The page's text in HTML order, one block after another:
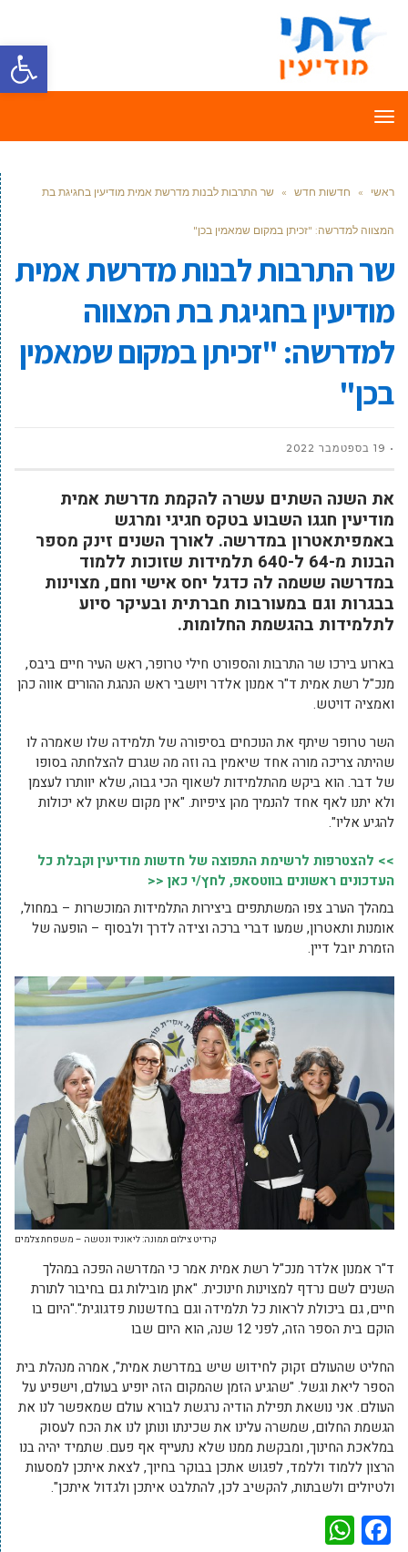
פתח
תפריט
ראשי » חדשות חדש » שר התרבות לבנות מדרשת אמית מודיעין בחגיגת בת
המצווה למדרשה: "זכיתן במקום שמאמין בכן"
שר התרבות לבנות מדרשת אמית
מודיעין בחגיגת בת המצווה
למדרשה: "זכיתן במקום שמאמין
בכן"
19 בספטמבר 2022
את השנה השתים עשרה להקמת מדרשת אמית
מודיעין חגגו השבוע בטקס חגיגי ומרגש
באמפיתאטרון במדרשה. לאורך השנים זינק מספר
הבנות מ-64 ל-640 תלמידות שזוכות ללמוד
במדרשה ששמה לה כדגל יחס אישי וחם, מצוינות
בבגרות וגם במעורבות חברתית ובעיקר סיוע
לתלמידות בהגשמת החלומות.
בארוע בירכו שר התרבות והספורט חילי טרופר, ראש העיר חיים ביבס,
מנכ"ל רשת אמית ד"ר אמנון אלדר ויושבי ראש הנהגת ההורים אווה כהן
ואמציה דויטש.
השר טרופר שיתף את הנוכחים בסיפורה של תלמידה שלו שאמרה לו
שהיתה צריכה מורה אחד שיאמין בה וזה מה שגרם להצלחתה בסופו
של דבר. הוא ביקש מהתלמידות לשאוף הכי גבוה, שלא יוותרו לעצמן
ולא יתנו לאף אחד להנמיך מהן ציפיות. "אין מקום שאתן לא יכולות
להגיע אליו".
>> להצטרפות לרשימת התפוצה של חדשות מודיעין וקבלת כל
העדכונים ראשונים בווטסאפ, לחץ/י כאן <<
במהלך הערב צפו המשתתפים ביצירות התלמידות המוכשרות – במחול,
אומנות ותאטרון, שמעו דברי ברכה וצידה לדרך ולבסוף – הופעה של
הזמרת יובל דיין.
קרדיט צילום תמונה: ליאוניד ונטשה – משפחת צלמים
ד"ר אמנון אלדר מנכ"ל רשת אמית אמר כי המדרשה הפכה במהלך
השנים לשם נרדף למצוינות חינוכית. "אתן מובילות גם בחיבור לתורת
חיים, גם ביכולת לראות כל תלמידה וגם בחדשנות פדגוגית"."היום בו
הוקם בית הספר הזה, לפני 12 שנה, הוא היום שבו
החליט שהעולם זקוק לחידוש שיש במדרשת אמית", אמרה מנהלת בית
הספר ליאת וגשל. "שהגיע הזמן שהמקום הזה יופיע בעולם, וישפיע על
העולם. אני נושאת תפילת הודיה נרגשת לבורא עולם שמאפשר לנו את
הגשמת החלום, שמשרה עלינו את שכינתו ונותן לנו את הכח לעסוק
במלאכת החינוך, ומבקשת ממנו שלא נתעייף אף פעם. שתמיד יהיה בנו
הרצון ללמוד וללמד, לפגוש אתכן בבוקר בחיוך, לצאת איתכן למסעות
ולטיולים ולשבתות, להקשיב לכן, להתלבט איתכן ולגדול איתכן".
Facebook